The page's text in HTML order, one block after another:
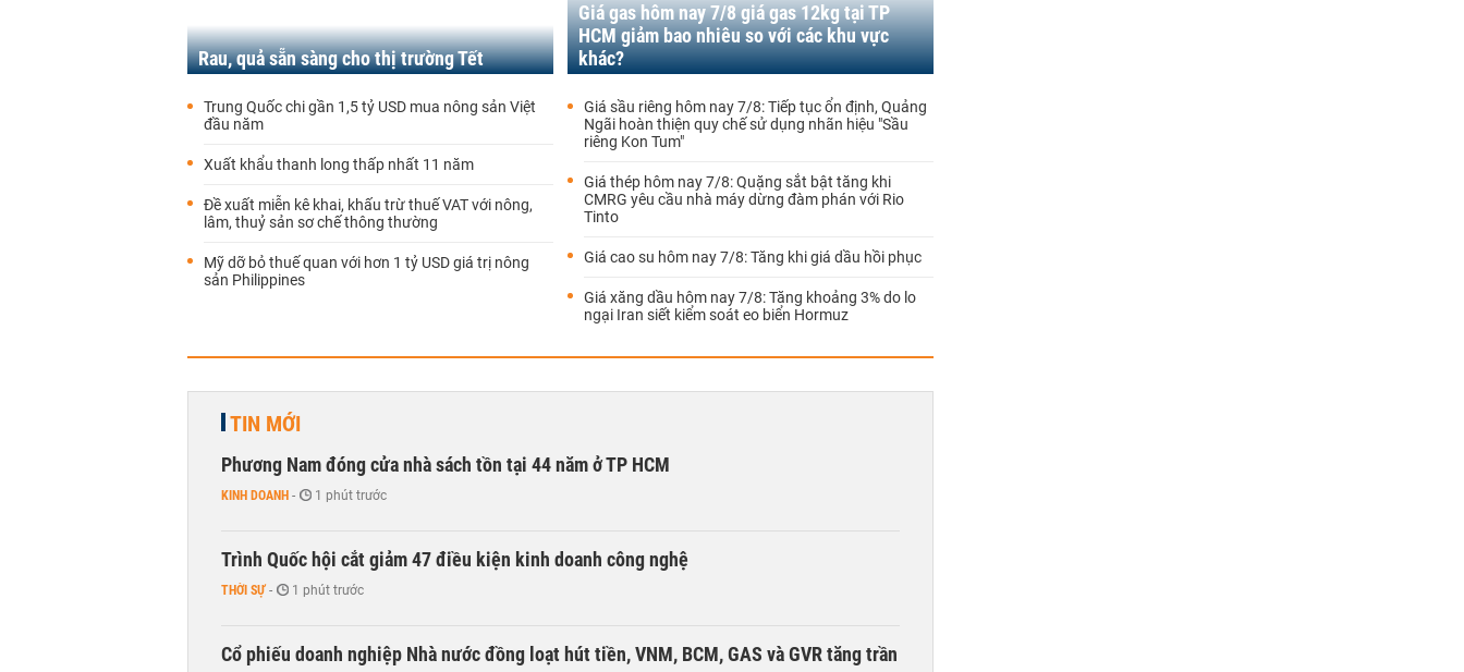
Rau, quả sẵn sàng cho thị trường Tết
Trung Quốc chi gần 1,5 tỷ USD mua nông sản Việt
đầu năm
Xuất khẩu thanh long thấp nhất 11 năm
Đề xuất miễn kê khai, khấu trừ thuế VAT với nông,
lâm, thuỷ sản sơ chế thông thường
Mỹ dỡ bỏ thuế quan với hơn 1 tỷ USD giá trị nông
sản Philippines
Giá gas hôm nay 7/8 giá gas 12kg tại TP
HCM giảm bao nhiêu so với các khu vực
khác?
Giá sầu riêng hôm nay 7/8: Tiếp tục ổn định, Quảng
Ngãi hoàn thiện quy chế sử dụng nhãn hiệu "Sầu
riêng Kon Tum"
Giá thép hôm nay 7/8: Quặng sắt bật tăng khi
CMRG yêu cầu nhà máy dừng đàm phán với Rio
Tinto
Giá cao su hôm nay 7/8: Tăng khi giá dầu hồi phục
Giá xăng dầu hôm nay 7/8: Tăng khoảng 3% do lo
ngại Iran siết kiểm soát eo biển Hormuz
TIN MỚI
Phương Nam đóng cửa nhà sách tồn tại 44 năm ở TP HCM
KINH DOANH - 1 phút trước
Trình Quốc hội cắt giảm 47 điều kiện kinh doanh công nghệ
THỜI SỰ - 1 phút trước
Cổ phiếu doanh nghiệp Nhà nước đồng loạt hút tiền, VNM, BCM, GAS và GVR tăng trần